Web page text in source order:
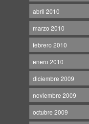
abril 2010
marzo 2010
febrero 2010
enero 2010
diciembre 2009
noviembre 2009
octubre 2009